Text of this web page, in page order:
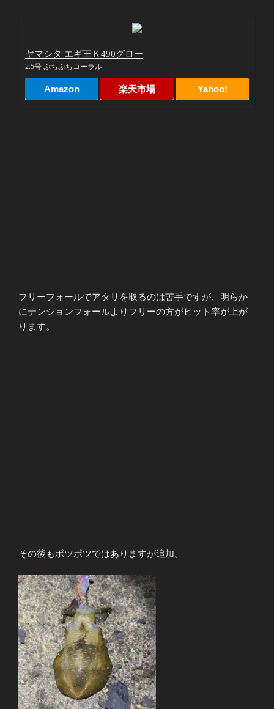
ヤマシタ エギ王Ｋ490グロー
2.5号 ぷちぷちコーラル
Amazon 楽天市場 Yahoo!
フリーフォールでアタリを取るのは苦手ですが、明らか
にテンションフォールよりフリーの方がヒット率が上が
ります。
その後もポツポツではありますが追加。